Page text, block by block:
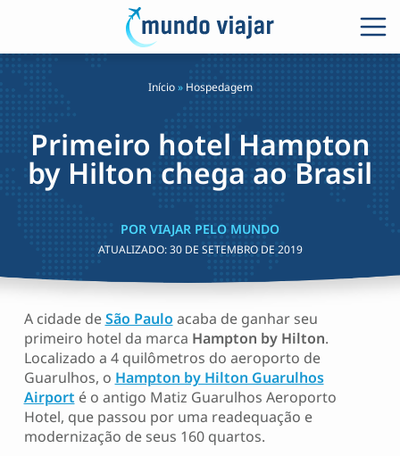
Início» Hospedagem
Primeiro hotel Hampton
by Hilton chega ao Brasil
POR VIAJAR PELO MUNDO
ATUALIZADO:30 DE SETEMBRO DE 2019
A cidade deSão Paulo acaba de ganhar seu
primeiro hotel da marca Hampton by Hilton.
Localizado a 4 quilômetros do aeroporto de
Guarulhos, o Hampton by Hilton Guarulhos
Airport é o antigo Matiz Guarulhos Aeroporto
Hotel, que passou por uma readequação e
modernização de seus 160 quartos.